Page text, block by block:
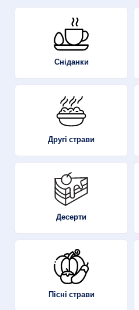
Сніданки
Другі страви
Десерти
Пісні страви